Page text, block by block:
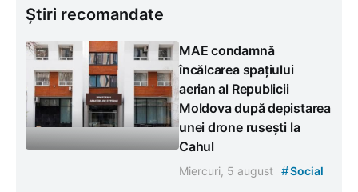
Știri recomandate
MAE condamnă
încălcarea spațiului
aerian al Republicii
Moldova după depistarea
unei drone rusești la
Cahul
Miercuri, 5 august #Social